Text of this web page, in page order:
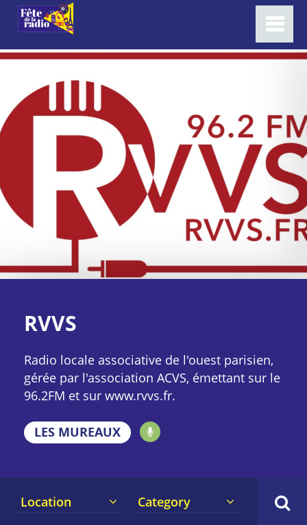
RVVS
Radio locale associative de l'ouest parisien,
gérée par l'association ACVS, émettant sur le
96.2FM et sur www.rvvs.fr.
LES MUREAUX
Location Category